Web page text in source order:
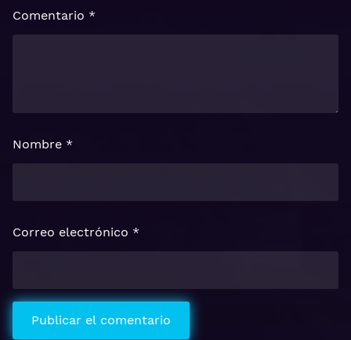
Comentario *
Nombre *
Correo electrónico *